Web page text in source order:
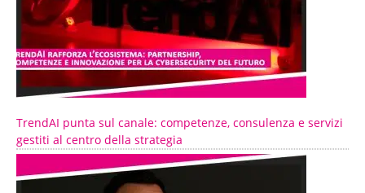
TrendAI punta sul canale: competenze, consulenza e servizi
gestiti al centro della strategia